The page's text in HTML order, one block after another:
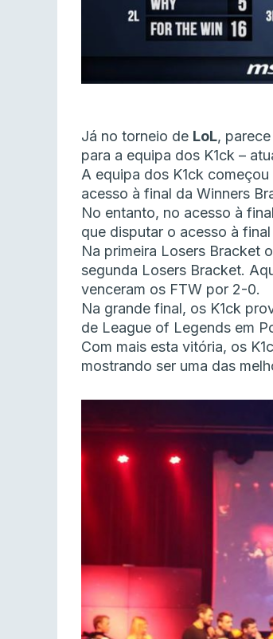
Já no torneio de LoL,
para a equipa dos K1ck –
A equipa dos K1ck
acesso à final da Winners
No entanto, no acesso à
que disputar o acesso à
Na primeira Losers Bracket
segunda Losers Bracket.
venceram os FTW por 2-0.
Na grande final, os K1ck
de League of Legends em
Com mais esta vitória, os
mostrando ser uma das